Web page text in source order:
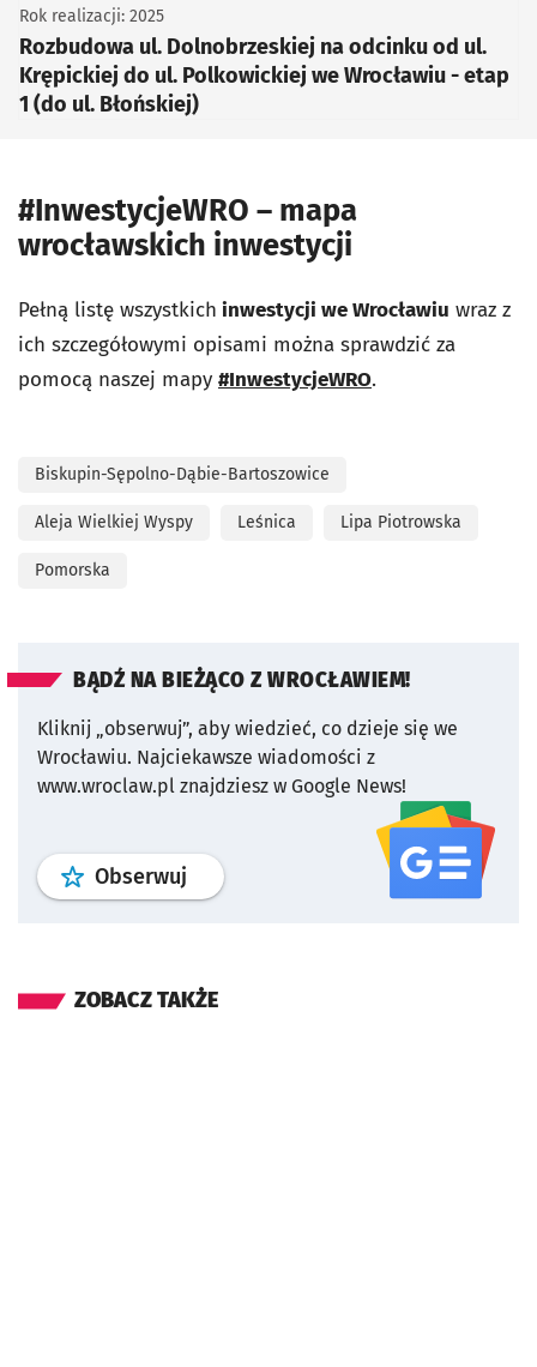
Rozbudowa ul. Dolnobrzeskiej na odcinku od ul.
Krępickiej do ul. Polkowickiej we Wrocławiu - etap
1 (do ul. Błońskiej)
Rok realizacji: 2025
#InwestycjeWRO – mapa
wrocławskich inwestycji
Pełną listę wszystkich inwestycji we Wrocławiu wraz z
ich szczegółowymi opisami można sprawdzić za
pomocą naszej mapy #InwestycjeWRO.
Biskupin-Sępolno-Dąbie-Bartoszowice
Aleja Wielkiej Wyspy Leśnica Lipa Piotrowska
Pomorska
BĄDŹ NA BIEŻĄCO Z WROCŁAWIEM!
Kliknij „obserwuj”, aby wiedzieć, co dzieje się we
Wrocławiu. Najciekawsze wiadomości z
www.wroclaw.pl znajdziesz w Google News!
Obserwuj profil serwisu
ZOBACZ TAKŻE